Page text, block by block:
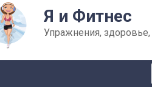
Я и Фитнес
Упражнения,